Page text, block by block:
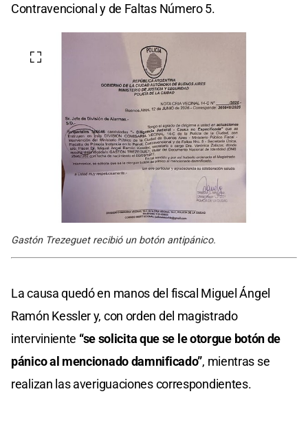
Contravencional y de Faltas Número 5.
Gastón Trezeguet recibió un botón antipánico.
La causa quedó en manos del fiscal Miguel Ángel
Ramón Kessler y, con orden del magistrado
interviniente “se solicita que se le otorgue botón de
pánico al mencionado damnificado”, mientras se
realizan las averiguaciones correspondientes.